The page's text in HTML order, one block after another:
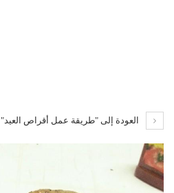
العودة إلى "طريقة عمل أقراص العيد"